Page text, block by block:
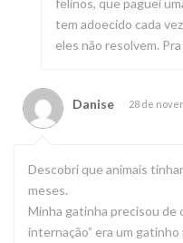
felinos, que paguei
tem adoecido cada
eles não resolvem.
Danise 28 de
Descobri que animais
meses.
Minha gatinha precisou de
internação” era um